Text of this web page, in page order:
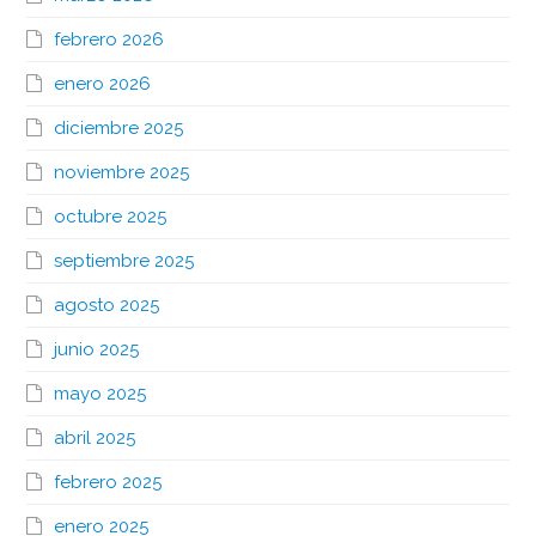
febrero 2026
enero 2026
diciembre 2025
noviembre 2025
octubre 2025
septiembre 2025
agosto 2025
junio 2025
mayo 2025
abril 2025
febrero 2025
enero 2025